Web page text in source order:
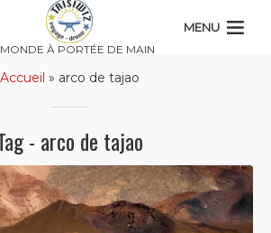
À PORTÉE DE MAIN
MENU
Accueil » arco de tajao
- arco de tajao